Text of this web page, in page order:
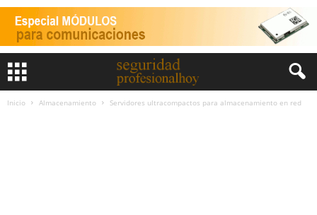
Inicio Almacenamiento Servidores ultracompactos para almacenamiento en red